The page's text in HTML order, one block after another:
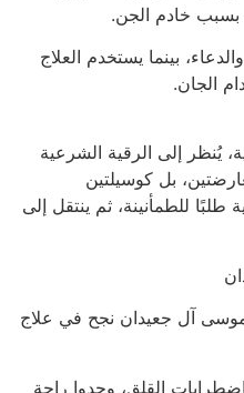
بسبب خادم الجن.
بينما يستخدم العلاج
الجان.
يُنظر إلى الرقية الشرعية
بل كوسيلتين
طلبًا للطمأنينة، ثم ينتقل إلى
موسى آل جعيدان نجح في علاج
القلق، وجدوا راحة